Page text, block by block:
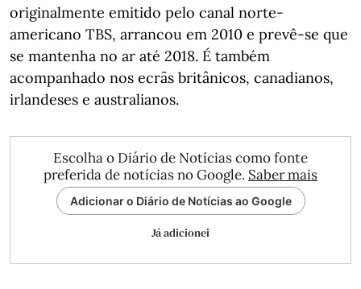
originalmente emitido pelo canal norte-
americano TBS, arrancou em 2010 e prevê-se que
se mantenha no ar até 2018. É também
acompanhado nos ecrãs britânicos, canadianos,
irlandeses e australianos.
Escolha o Diário de Notícias como fonte
preferida de notícias no Google. Saber mais
Adicionar o Diário de Notícias ao Google
Já adicionei